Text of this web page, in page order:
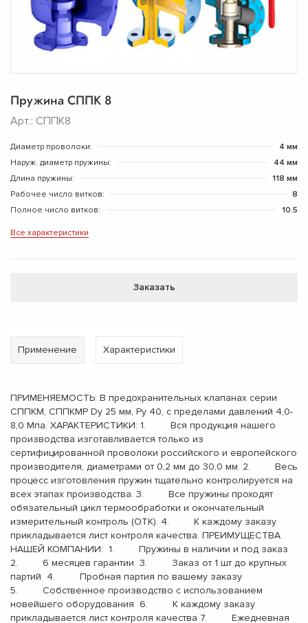
Пружина СППК 8
Арт.: СППК8
Диаметр проволоки:
4 мм
Наруж. диаметр пружины:
44 мм
Длина пружины:
118 мм
Рабочее число витков:
8
Полное число витков:
10.5
Все характеристики
Заказать
Применение Характеристики
ПРИМЕНЯЕМОСТЬ: В предохранительных клапанах серии
СППКМ, СППКМР Dу 25 мм, Pу 40, с пределами давлений 4,0-
8,0 Мпа. ХАРАКТЕРИСТИКИ: 1. Вся продукция нашего
производства изготавливается только из
сертифицированной проволоки российского и европейского
производителя, диаметрами от 0,2 мм до 30,0 мм. 2. Весь
процесс изготовления пружин тщательно контролируется на
всех этапах производства. 3. Все пружины проходят
обязательный цикл термообработки и окончательный
измерительный контроль (ОТК). 4. К каждому заказу
прикладывается лист контроля качества. ПРЕИМУЩЕСТВА
НАШЕЙ КОМПАНИИ: 1. Пружины в наличии и под заказ
2. 6 месяцев гарантии 3. Заказ от 1 шт до крупных
партий 4. Пробная партия по вашему заказу
5. Собственное производство с использованием
новейшего оборудования 6. К каждому заказу
прикладывается лист контроля качества 7. Ежедневная